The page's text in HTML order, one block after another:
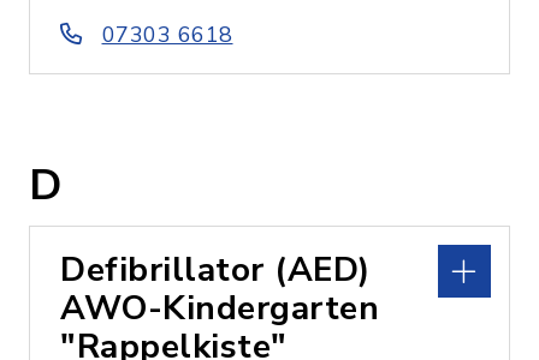
07303 6618
D
Defibrillator (AED)
AWO-Kindergarten
"Rappelkiste"